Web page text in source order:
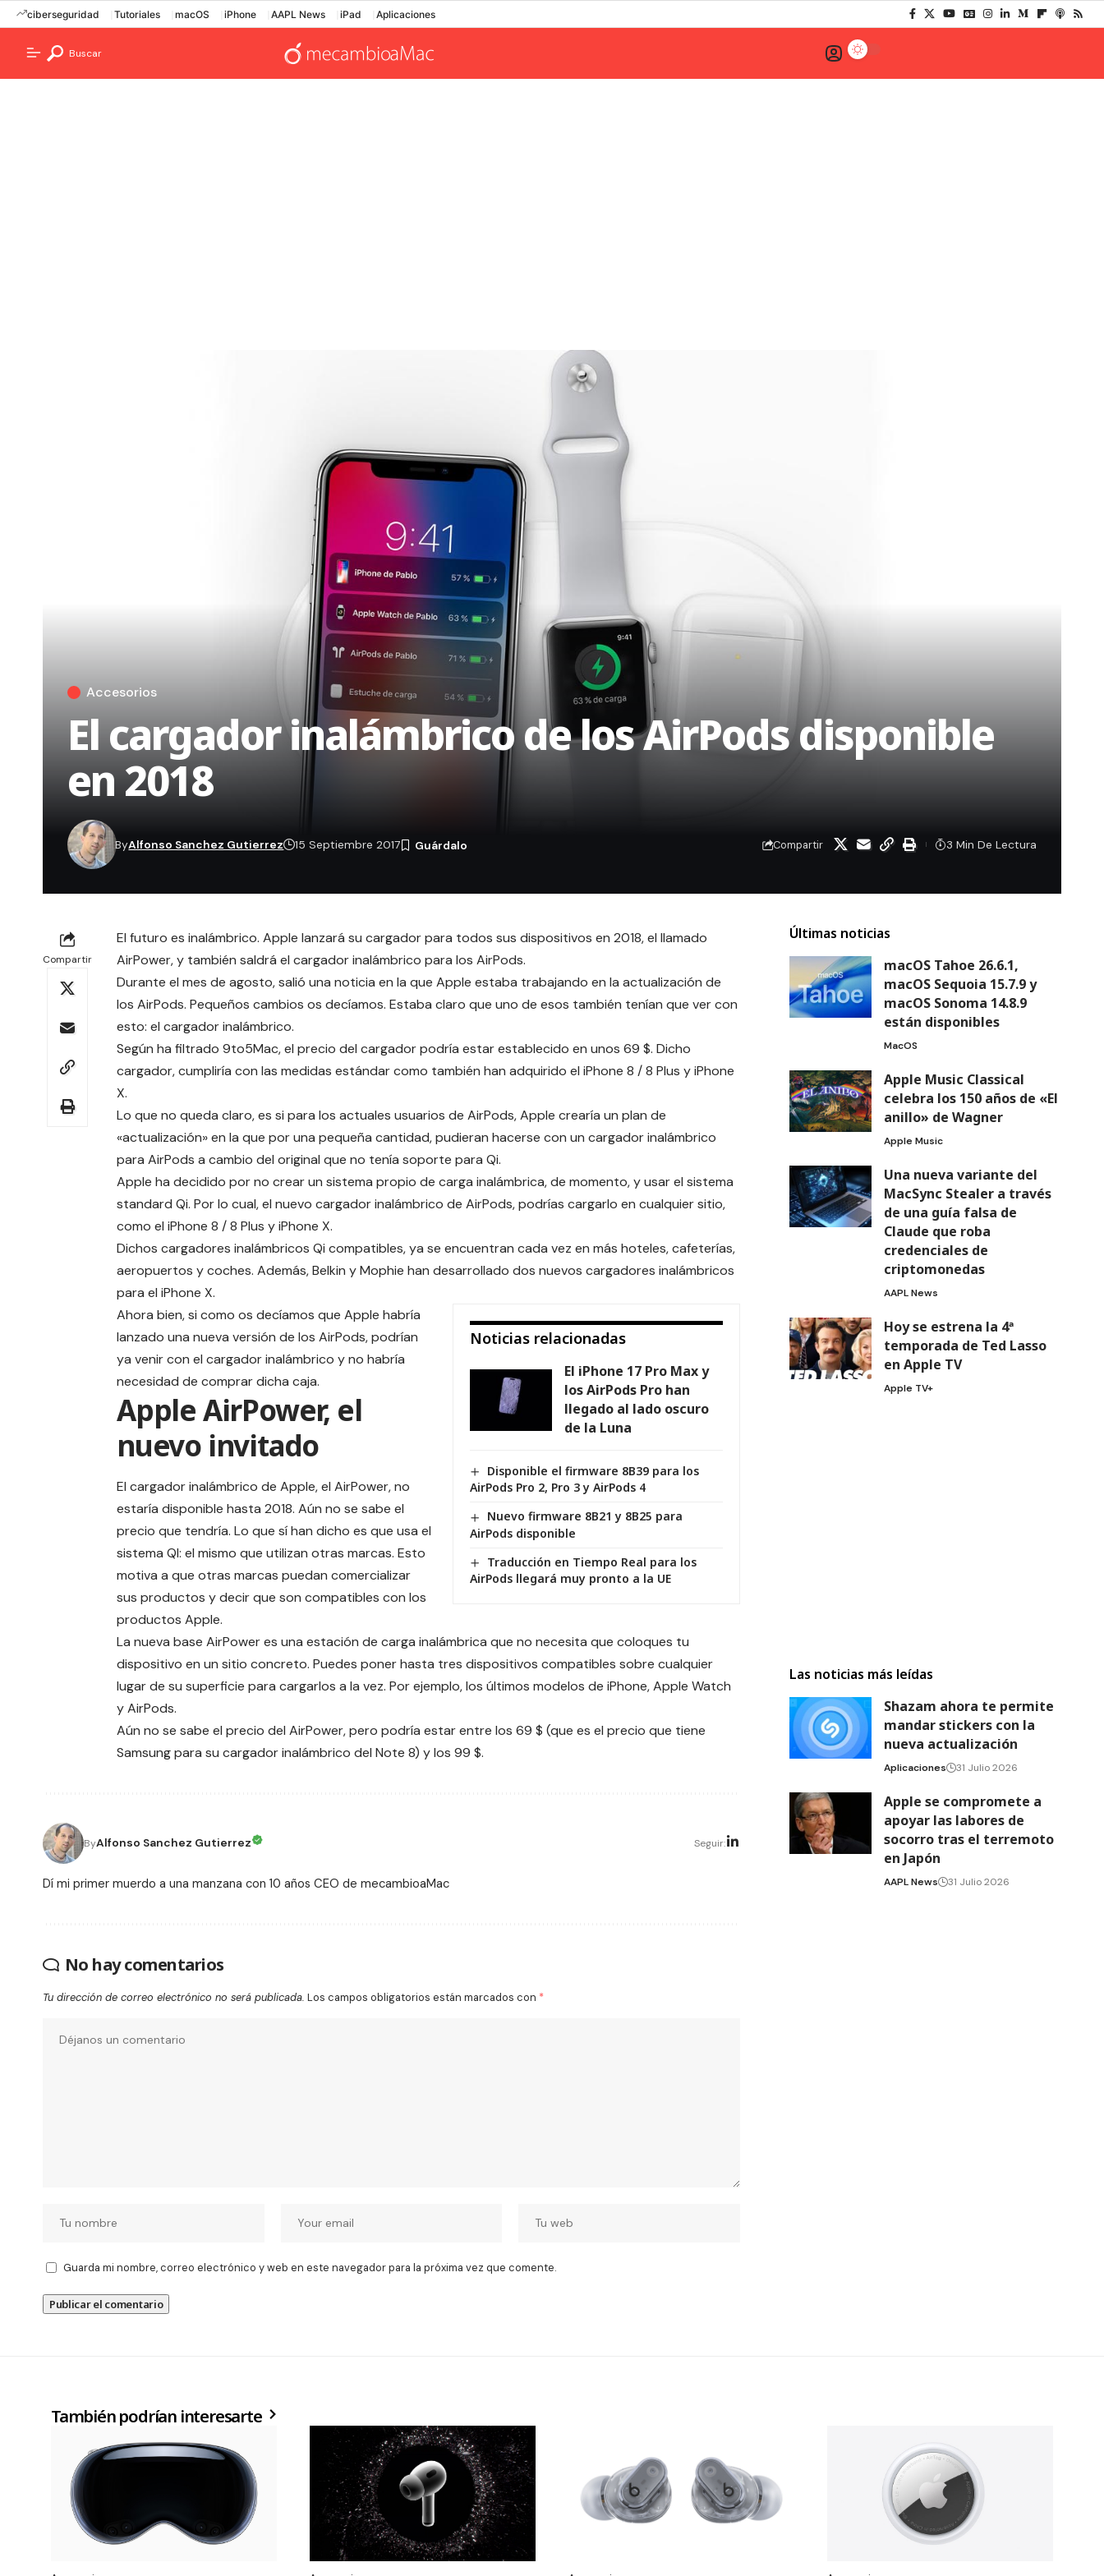
ciberseguridad Tutoriales macOS iPhone AAPL News iPad Aplicaciones
Buscar
Accesorios
El cargador inalámbrico de los AirPods disponible
en 2018
ByAlfonso Sanchez Gutierrez 15 Septiembre 2017 Compartir 3 Min De Lectura
Compartir
El futuro es inalámbrico. Apple lanzará su cargador para todos sus dispositivos en 2018, el llamado
AirPower, y también saldrá el cargador inalámbrico para los AirPods.
Durante el mes de agosto, salió una noticia en la que Apple estaba trabajando en la actualización de
los AirPods. Pequeños cambios os decíamos. Estaba claro que uno de esos también tenían que ver con
esto: el cargador inalámbrico.
Según ha filtrado 9to5Mac, el precio del cargador podría estar establecido en unos 69 $. Dicho
cargador, cumpliría con las medidas estándar como también han adquirido el iPhone 8 / 8 Plus y iPhone
X.
Lo que no queda claro, es si para los actuales usuarios de AirPods, Apple crearía un plan de
«actualización» en la que por una pequeña cantidad, pudieran hacerse con un cargador inalámbrico
para AirPods a cambio del original que no tenía soporte para Qi.
Apple ha decidido por no crear un sistema propio de carga inalámbrica, de momento, y usar el sistema
standard Qi. Por lo cual, el nuevo cargador inalámbrico de AirPods, podrías cargarlo en cualquier sitio,
como el iPhone 8 / 8 Plus y iPhone X.
Dichos cargadores inalámbricos Qi compatibles, ya se encuentran cada vez en más hoteles, cafeterías,
aeropuertos y coches. Además, Belkin y Mophie han desarrollado dos nuevos cargadores inalámbricos
para el iPhone X.
Noticias relacionadas
El iPhone 17 Pro Max y
los AirPods Pro han
llegado al lado oscuro
de la Luna
Disponible el firmware 8B39 para los
AirPods Pro 2, Pro 3 y AirPods 4
Nuevo firmware 8B21 y 8B25 para
AirPods disponible
Traducción en Tiempo Real para los
AirPods llegará muy pronto a la UE
Ahora bien, si como os decíamos que Apple habría
lanzado una nueva versión de los AirPods, podrían
ya venir con el cargador inalámbrico y no habría
necesidad de comprar dicha caja.
Apple AirPower, el
nuevo invitado
El cargador inalámbrico de Apple, el AirPower, no
estaría disponible hasta 2018. Aún no se sabe el
precio que tendría. Lo que sí han dicho es que usa el
sistema QI: el mismo que utilizan otras marcas. Esto
motiva a que otras marcas puedan comercializar
sus productos y decir que son compatibles con los
productos Apple.
La nueva base AirPower es una estación de carga inalámbrica que no necesita que coloques tu
dispositivo en un sitio concreto. Puedes poner hasta tres dispositivos compatibles sobre cualquier
lugar de su superficie para cargarlos a la vez. Por ejemplo, los últimos modelos de iPhone, Apple Watch
y AirPods.
Aún no se sabe el precio del AirPower, pero podría estar entre los 69 $ (que es el precio que tiene
Samsung para su cargador inalámbrico del Note 8) y los 99 $.
ByAlfonso Sanchez Gutierrez Seguir:
Dí mi primer muerdo a una manzana con 10 años CEO de mecambioaMac
No hay comentarios
Tu dirección de correo electrónico no será publicada. Los campos obligatorios están marcados con *
Guarda mi nombre, correo electrónico y web en este navegador para la próxima vez que comente.
Últimas noticias
macOS Tahoe 26.6.1,
macOS Sequoia 15.7.9 y
macOS Sonoma 14.8.9
están disponibles
MacOS
Apple Music Classical
celebra los 150 años de «El
anillo» de Wagner
Apple Music
Una nueva variante del
MacSync Stealer a través
de una guía falsa de
Claude que roba
credenciales de
criptomonedas
AAPL News
Hoy se estrena la 4ª
temporada de Ted Lasso
en Apple TV
Apple TV+
Las noticias más leídas
Shazam ahora te permite
mandar stickers con la
nueva actualización
Aplicaciones 31 Julio 2026
Apple se compromete a
apoyar las labores de
socorro tras el terremoto
en Japón
AAPL News 31 Julio 2026
También podrían interesarte